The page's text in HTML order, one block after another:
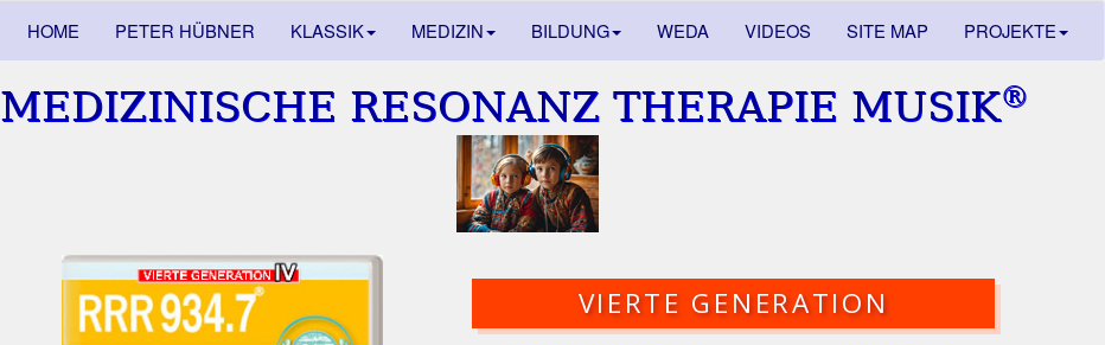
HOME PETER HÜBNER KLASSIK MEDIZIN BILDUNG WEDA VIDEOS SITE MAP PROJEKTE
MEDIZINISCHE RESONANZ THERAPIE MUSIK®
VIERTE GENERATION